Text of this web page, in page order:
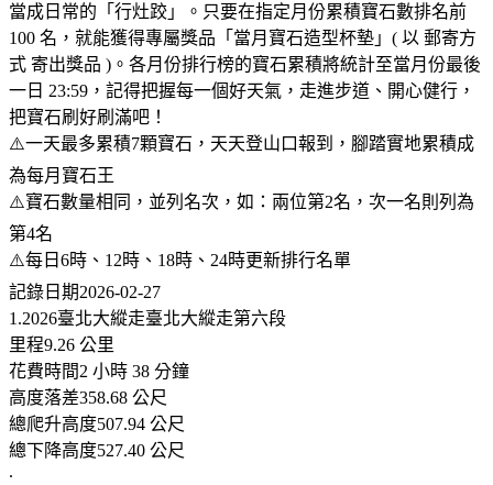
當成日常的「行灶跤」。只要在指定月份累積寶石數排名前
100 名，就能獲得專屬獎品「當月寶石造型杯墊」( 以 郵寄方
式 寄出獎品 )。各月份排行榜的寶石累積將統計至當月份最後
一日 23:59，記得把握每一個好天氣，走進步道、開心健行，
把寶石刷好刷滿吧！
⚠️一天最多累積7顆寶石，天天登山口報到，腳踏實地累積成
為每月寶石王
⚠️寶石數量相同，並列名次，如：兩位第2名，次一名則列為
第4名
⚠️每日6時、12時、18時、24時更新排行名單
記錄日期2026-02-27
1.2026臺北大縱走臺北大縱走第六段
里程9.26 公里
花費時間2 小時 38 分鐘
高度落差358.68 公尺
總爬升高度507.94 公尺
總下降高度527.40 公尺
.